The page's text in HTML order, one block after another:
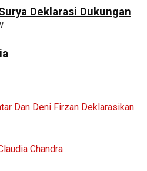
Deklarasi Dukungan